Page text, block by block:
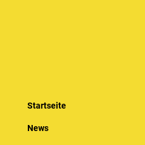
Startseite
News